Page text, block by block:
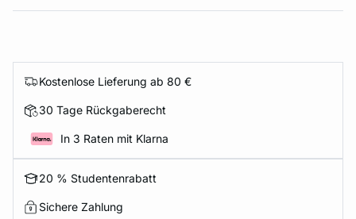
Kostenlose Lieferung ab 80 €
30 Tage Rückgaberecht
In 3 Raten mit Klarna
20 % Studentenrabatt
Sichere Zahlung